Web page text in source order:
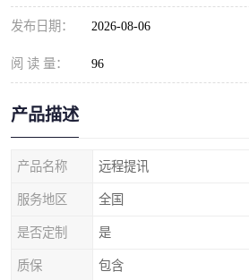
发布日期： 2026-08-06
阅 读 量： 96
产品描述
产品名称 远程提讯
服务地区 全国
是否定制 是
质保 包含